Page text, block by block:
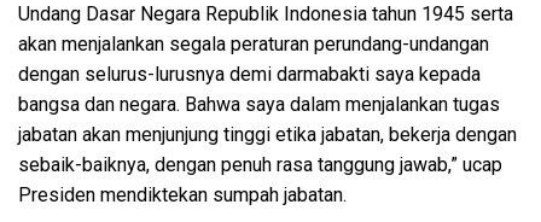
Undang Dasar Negara Republik Indonesia tahun 1945 serta
akan menjalankan segala peraturan perundang-undangan
dengan selurus-lurusnya demi darmabakti saya kepada
bangsa dan negara. Bahwa saya dalam menjalankan tugas
jabatan akan menjunjung tinggi etika jabatan, bekerja dengan
sebaik-baiknya, dengan penuh rasa tanggung jawab,” ucap
Presiden mendiktekan sumpah jabatan.